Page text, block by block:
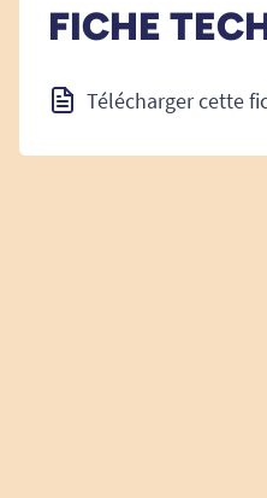
FICHE
Télécharger cette